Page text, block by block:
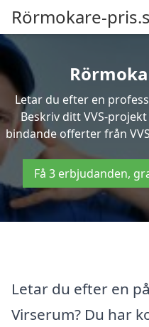
Rörmokare-
Letar du efter en
Beskriv ditt VVS-
bindande offerter från
Få 3 erbjudanden,
Letar du efter en
Virserum? Du har